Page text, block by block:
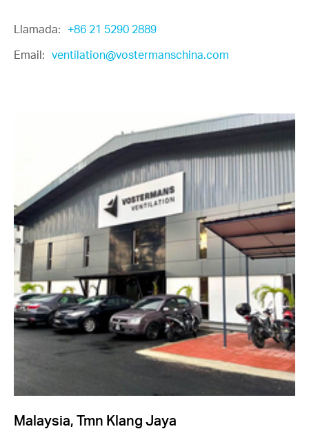
Llamada: +86 21 5290 2889
Email: ventilation@vostermanschina.com
Malaysia, Tmn Klang Jaya